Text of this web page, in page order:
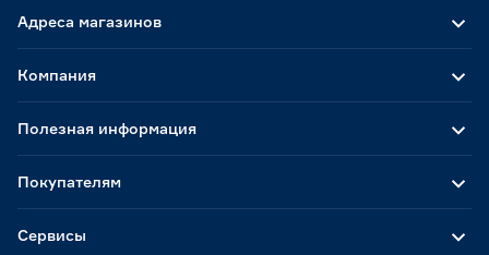
Адреса магазинов
Компания
Полезная информация
Покупателям
Сервисы